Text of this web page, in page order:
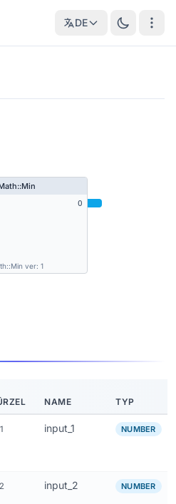
DE
O
ver: 1
NAME TYP
input_1 NUMBER
input_2 NUMBER